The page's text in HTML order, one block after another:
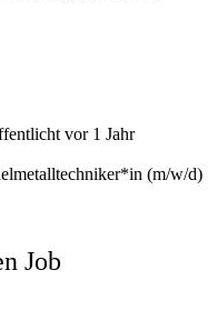
vor 1 Jahr
(m/w/d)
Job